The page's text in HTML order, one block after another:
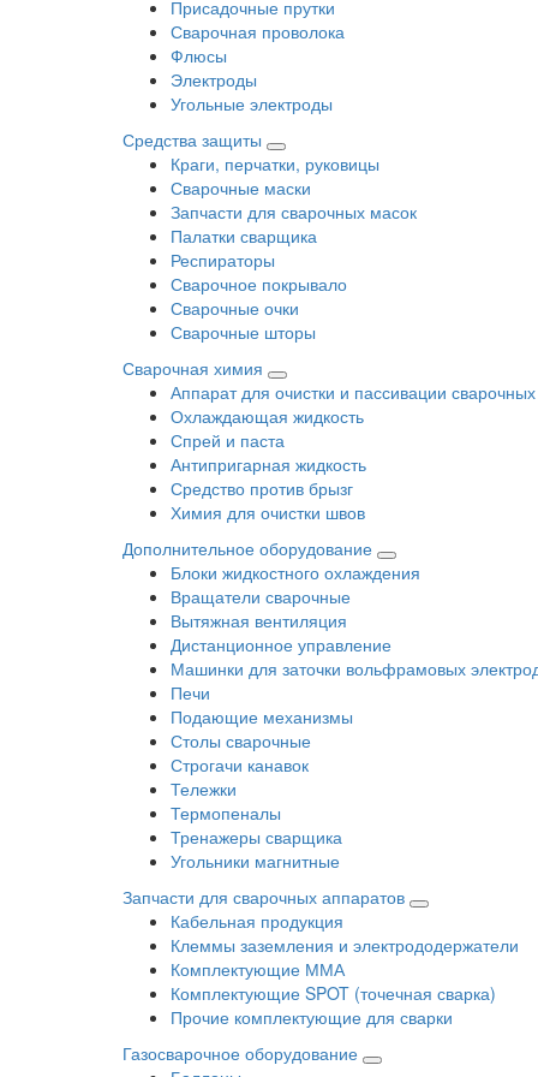
Присадочные прутки
Сварочная проволока
Флюсы
Электроды
Угольные электроды
Средства защиты
Краги, перчатки, руковицы
Сварочные маски
Запчасти для сварочных масок
Палатки сварщика
Респираторы
Сварочное покрывало
Сварочные очки
Сварочные шторы
Сварочная химия
Аппарат для очистки и пассивации
Охлаждающая жидкость
Спрей и паста
Антипригарная жидкость
Средство против брызг
Химия для очистки швов
Дополнительное оборудование
Блоки жидкостного охлаждения
Вращатели сварочные
Вытяжная вентиляция
Дистанционное управление
Машинки для заточки вольфрамовых
Печи
Подающие механизмы
Столы сварочные
Строгачи канавок
Тележки
Термопеналы
Тренажеры сварщика
Угольники магнитные
Запчасти для сварочных аппаратов
Кабельная продукция
Клеммы заземления и электрододержатели
Комплектующие ММА
Комплектующие SPOT (точечная сварка)
Прочие комплектующие для сварки
Газосварочное оборудование